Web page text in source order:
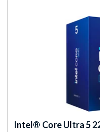
Intel® Core Ultra 5